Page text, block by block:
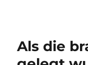
Als die